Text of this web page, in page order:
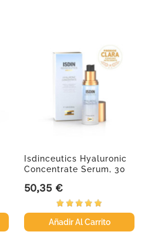
Isdinceutics Hyaluronic
Concentrate Serum, 30
Precio
50,35 €
Añadir Al Carrito